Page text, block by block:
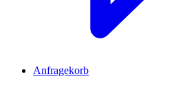
Anfragekorb